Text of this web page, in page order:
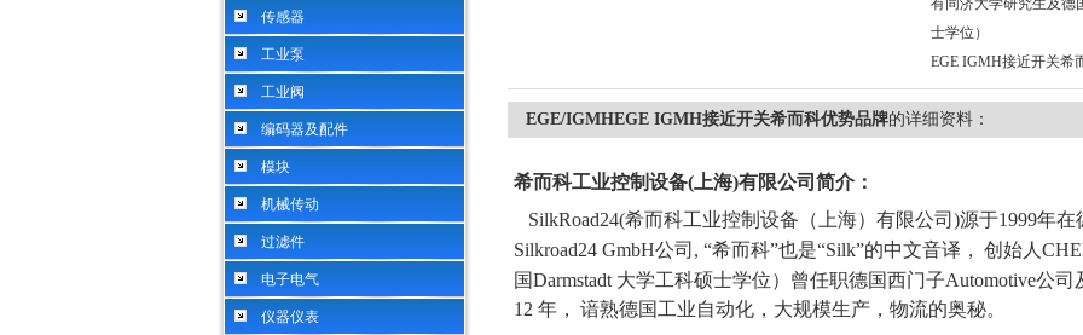
传感器
工业泵
工业阀
编码器及配件
模块
机械传动
过滤件
电子电气
仪器仪表
有同济大学研究生及德
士学位）
EGE IGMH接近开关希
EGE/IGMHEGE IGMH接近开关希而科优势品牌的详细资料：
希而科工业控制设备( 上海)有限公司简介：
SilkRoad24(希而科工业控制设备（上海）有限公司 )源于1999年在
Silkroad24 GmbH公司 , “希而科”也是“Silk”的中文音译， 创始人
国Darmstadt 大学工科硕士学位）曾任职德国西门子Automotive公司
12 年， 谙熟德国工业自动化，大规模生产，物流的奥秘。